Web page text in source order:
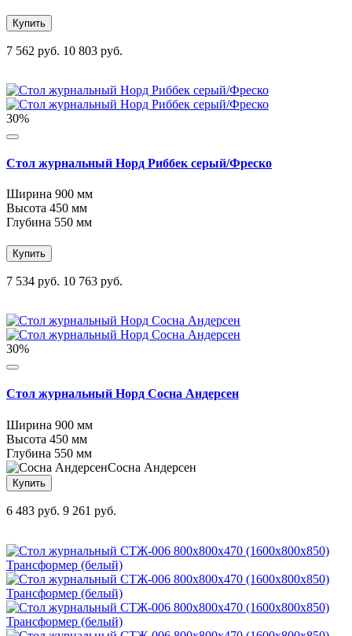
Купить
7 562 руб. 10 803 руб.
30%
Стол журнальный Норд Риббек серый/Фреско
Ширина 900 мм
Высота 450 мм
Глубина 550 мм
Купить
7 534 руб. 10 763 руб.
30%
Стол журнальный Норд Сосна Андерсен
Ширина 900 мм
Высота 450 мм
Глубина 550 мм
Сосна Андерсен
Купить
6 483 руб. 9 261 руб.